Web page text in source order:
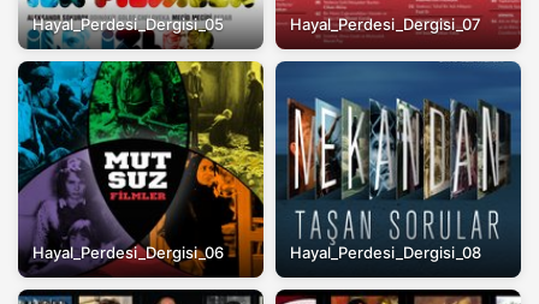
Hayal_Perdesi_Dergisi_05 Hayal_Perdesi_Dergisi_07
Hayal_Perdesi_Dergisi_06 Hayal_Perdesi_Dergisi_08